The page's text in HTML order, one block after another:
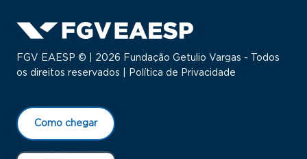
FGV EAESP © | 2026 Fundação Getulio Vargas - Todos
os direitos reservados |
Política de Privacidade
Como chegar